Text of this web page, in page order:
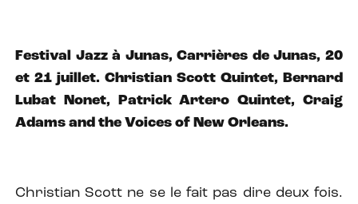
Festival Jazz à Junas, Carrières de Junas, 20
et 21 juillet. Christian Scott Quintet, Bernard
Lubat Nonet, Patrick Artero Quintet, Craig
Adams and the Voices of New Orleans.
Christian Scott ne se le fait pas dire deux fois.